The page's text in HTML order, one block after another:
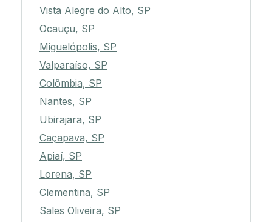
Vista Alegre do Alto, SP
Ocauçu, SP
Miguelópolis, SP
Valparaíso, SP
Colômbia, SP
Nantes, SP
Ubirajara, SP
Caçapava, SP
Apiaí, SP
Lorena, SP
Clementina, SP
Sales Oliveira, SP